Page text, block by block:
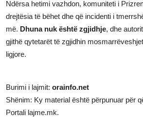
Ndërsa hetimi vazhdon, komuniteti i
drejtësia të bëhet dhe që incidenti i
më. Dhuna nuk është zgjidhje, dhe
gjithë qytetarët të zgjidhin
ligjore.
Burimi i lajmit: orainfo.net
Shënim: Ky material është përpunuar për
Portali lajme.mk.